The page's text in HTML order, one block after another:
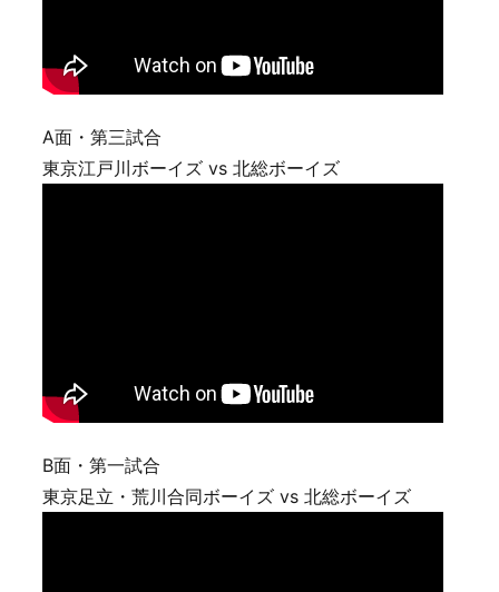
A面・第三試合
東京江戸川ボーイズ vs 北総ボーイズ
B面・第一試合
東京足立・荒川合同ボーイズ vs 北総ボーイズ